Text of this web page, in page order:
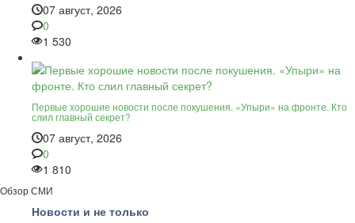
07 август, 2026
0
1 530
Первые хорошие новости после покушения. «Упыри» на фронте. Кто
слил главный секрет?
07 август, 2026
0
1 810
Обзор СМИ
Новости и не только